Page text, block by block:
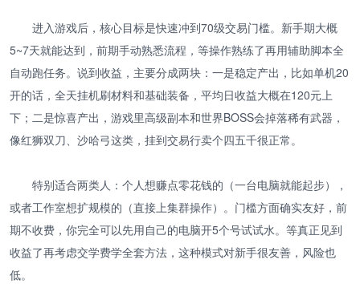
进入游戏后，核心目标是快速冲到70级交易门槛。新手期大概
5~7天就能达到，前期手动熟悉流程，等操作熟练了再用辅助脚本全
自动跑任务。说到收益，主要分成两块：一是稳定产出，比如单机20
开的话，全天挂机刷材料和基础装备，平均日收益大概在120元上
下；二是惊喜产出，游戏里高级副本和世界BOSS会掉落稀有武器，
像红狮双刀、沙哈弓这类，挂到交易行卖个四五千很正常。
特别适合两类人：个人想赚点零花钱的（一台电脑就能起步），
或者工作室想扩规模的（直接上集群操作）。门槛方面确实友好，前
期不收费，你完全可以先用自己的电脑开5个号试试水。等真正见到
收益了再考虑交学费学全套方法，这种模式对新手很友善，风险也
低。